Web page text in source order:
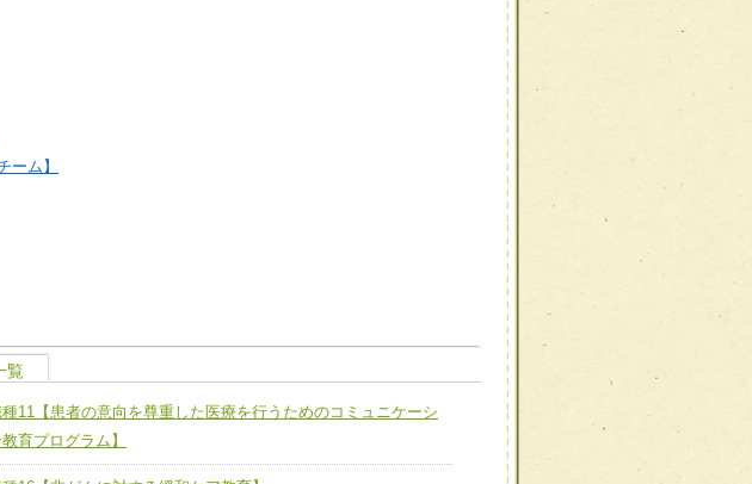
ーム】
ト４ 専門能力拡大・向上
のスキルを拡大・向上させ、新たな可能性を広げる
ム14【苦情・クレーム・暴力対応支援チーム】
ム15【人材養成エキスパートチーム】
覧
種11【患者の意向を尊重した医療を行うためのコミュニケーシ
教育プログラム】